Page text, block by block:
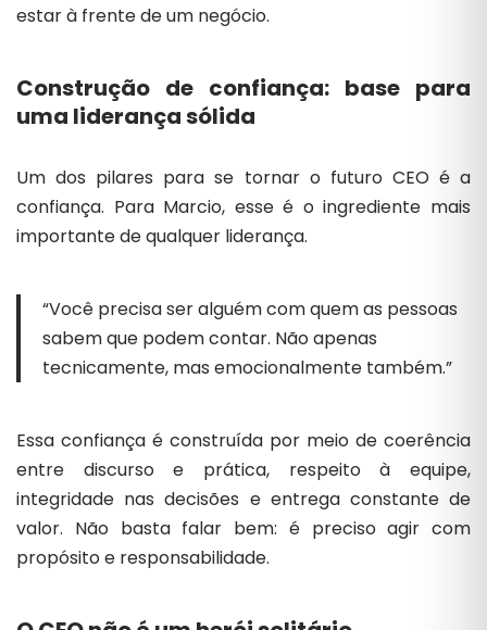
estar à frente de um negócio.
Construção de confiança: base para
uma liderança sólida
Um dos pilares para se tornar o futuro CEO é a
confiança. Para Marcio, esse é o ingrediente mais
importante de qualquer liderança.
“Você precisa ser alguém com quem as pessoas
sabem que podem contar. Não apenas
tecnicamente, mas emocionalmente também.”
Essa confiança é construída por meio de coerência
entre discurso e prática, respeito à equipe,
integridade nas decisões e entrega constante de
valor. Não basta falar bem: é preciso agir com
propósito e responsabilidade.